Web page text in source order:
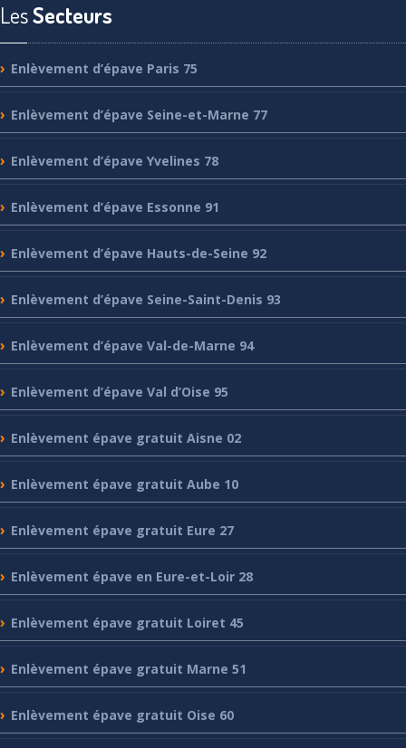
LesSecteurs
Enlèvement d’épave Paris 75
Enlèvement d’épave Seine-et-Marne 77
Enlèvement d’épave Yvelines 78
Enlèvement d’épave Essonne 91
Enlèvement d’épave Hauts-de-Seine 92
Enlèvement d’épave Seine-Saint-Denis 93
Enlèvement d’épave Val-de-Marne 94
Enlèvement d’épave Val d’Oise 95
Enlèvement épave gratuit Aisne 02
Enlèvement épave gratuit Aube 10
Enlèvement épave gratuit Eure 27
Enlèvement épave en Eure-et-Loir 28
Enlèvement épave gratuit Loiret 45
Enlèvement épave gratuit Marne 51
Enlèvement épave gratuit Oise 60